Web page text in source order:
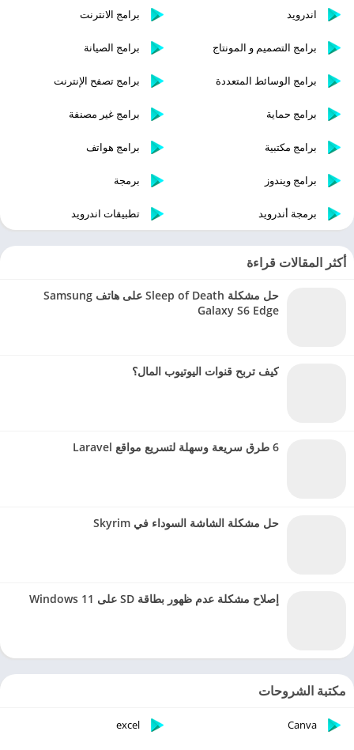
اندرويد برامج الانترنت
برامج التصميم و المونتاج برامج الصيانة
برامج الوسائط المتعددة برامج تصفح الإنترنت
برامج حماية برامج غير مصنفة
برامج مكتبية برامج هواتف
برامج ويندوز برمجة
برمجة أندرويد تطبيقات اندرويد
أكثر المقالات قراءة
حل مشكلة Sleep of Death على هاتف Samsung
Galaxy S6 Edge
كيف تربح قنوات اليوتيوب المال؟
6 طرق سريعة وسهلة لتسريع مواقع Laravel
حل مشكلة الشاشة السوداء في Skyrim
إصلاح مشكلة عدم ظهور بطاقة SD على Windows 11
مكتبة الشروحات
Canva
excel